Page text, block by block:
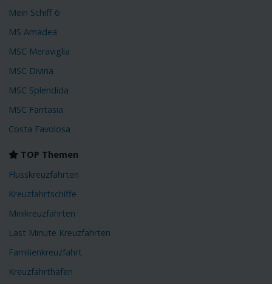
Mein Schiff 6
MS Amadea
MSC Meraviglia
MSC Divina
MSC Splendida
MSC Fantasia
Costa Favolosa
TOP Themen
Flusskreuzfahrten
Kreuzfahrtschiffe
Minikreuzfahrten
Last Minute Kreuzfahrten
Familienkreuzfahrt
Kreuzfahrthäfen